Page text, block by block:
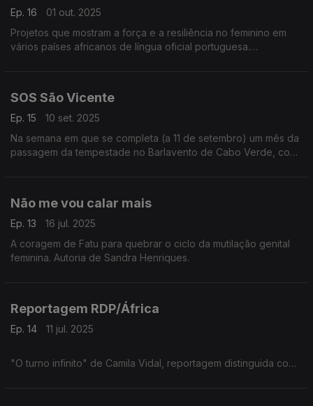
Ep. 16
01 out. 2025
Projetos que mostram a força e a resiliência no feminino em
vários países africanos de língua oficial portuguesa.
SOS São Vicente
Ep. 15
10 set. 2025
Na semana em que se completa (a 11 de setembro) um mês da
passagem da tempestade no Barlavento de Cabo Verde, com
Não me vou calar mais
Ep. 13
16 jul. 2025
A coragem de Fatu para quebrar o ciclo da mutilação genital
feminina. Autoria de Sandra Henriques.
Reportagem RDP/África
Ep. 14 11 jul. 2025
"O turno infinito" de Camila Vidal, reportagem distinguida com